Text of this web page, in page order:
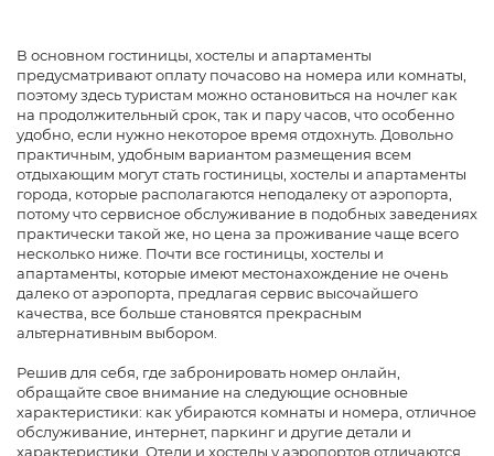
В основном гостиницы, хостелы и апартаменты
предусматривают оплату почасово на номера или комнаты,
поэтому здесь туристам можно остановиться на ночлег как
на продолжительный срок, так и пару часов, что особенно
удобно, если нужно некоторое время отдохнуть. Довольно
практичным, удобным вариантом размещения всем
отдыхающим могут стать гостиницы, хостелы и апартаменты
города, которые располагаются неподалеку от аэропорта,
потому что сервисное обслуживание в подобных заведениях
практически такой же, но цена за проживание чаще всего
несколько ниже. Почти все гостиницы, хостелы и
апартаменты, которые имеют местонахождение не очень
далеко от аэропорта, предлагая сервис высочайшего
качества, все больше становятся прекрасным
альтернативным выбором.
Решив для себя, где забронировать номер онлайн,
обращайте свое внимание на следующие основные
характеристики: как убираются комнаты и номера, отличное
обслуживание, интернет, паркинг и другие детали и
характеристики. Отели и хостелы у аэропортов отличаются